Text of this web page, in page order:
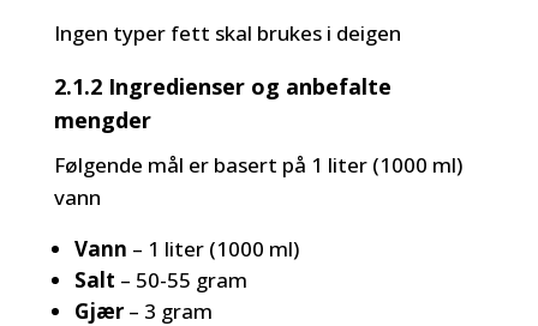
Ingen typer fett skal brukes i deigen
2.1.2 Ingredienser og anbefalte
mengder
Følgende mål er basert på 1 liter (1000 ml)
vann
Vann – 1 liter (1000 ml)
Salt – 50-55 gram
Gjær– 3 gram